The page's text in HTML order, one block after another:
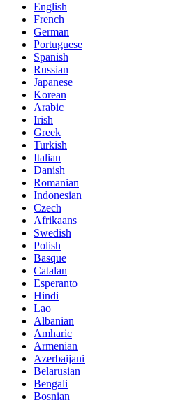
English
French
German
Portuguese
Spanish
Russian
Japanese
Korean
Arabic
Irish
Greek
Turkish
Italian
Danish
Romanian
Indonesian
Czech
Afrikaans
Swedish
Polish
Basque
Catalan
Esperanto
Hindi
Lao
Albanian
Amharic
Armenian
Azerbaijani
Belarusian
Bengali
Bosnian